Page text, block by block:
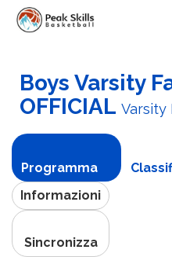
Boys Varsity
OFFICIAL Varsity
Programma
Informazioni
Sincronizza